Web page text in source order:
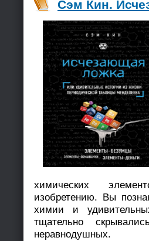
Сэм Кин.
химических
изобретению. Вы
химии и
тщательно
неравнодушных.